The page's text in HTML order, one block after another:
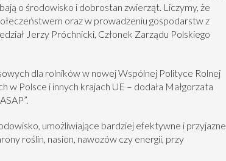
o środowisko i dobrostan zwierząt. Liczymy, że
oraz w prowadzeniu gospodarstw z
Jerzy Próchnicki, Członek Zarządu Polskiego
dla rolników w nowej Wspólnej Polityce Rolnej
Polsce i innych krajach UE – dodała Małgorzata
umożliwiające bardziej efektywne i przyjazne
roślin, nasion, nawozów czy energii, przy